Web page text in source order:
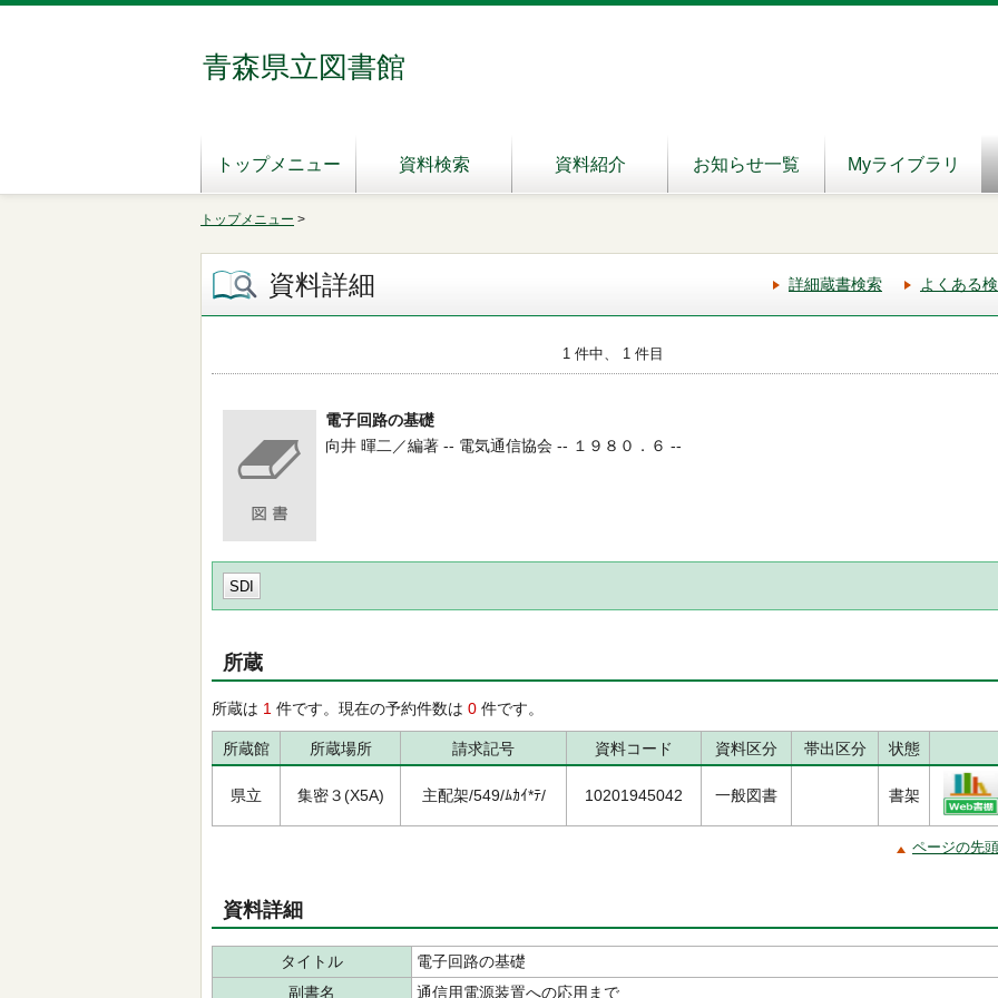
青森県立図書館
トップメニュー 資料検索 資料紹介 お知らせ一覧 Myライブラリ
トップメニュー >
資料詳細 詳細蔵書検索 よくある
1 件中、 1 件目
電子回路の基礎
向井 暉二／編著 -- 電気通信協会 -- １９８０．６ --
SDI
所蔵
所蔵は 1 件です。現在の予約件数は 0 件です。
所蔵館 所蔵場所 請求記号 資料コード 資料区分 帯出区分 状態
県立 集密３(X5A) 主配架/549/ﾑｶｲ*ﾃ/ 10201945042 一般図書 書架
ページの先
資料詳細
タイトル
電子回路の基礎
副書名
通信用電源装置への応用まで